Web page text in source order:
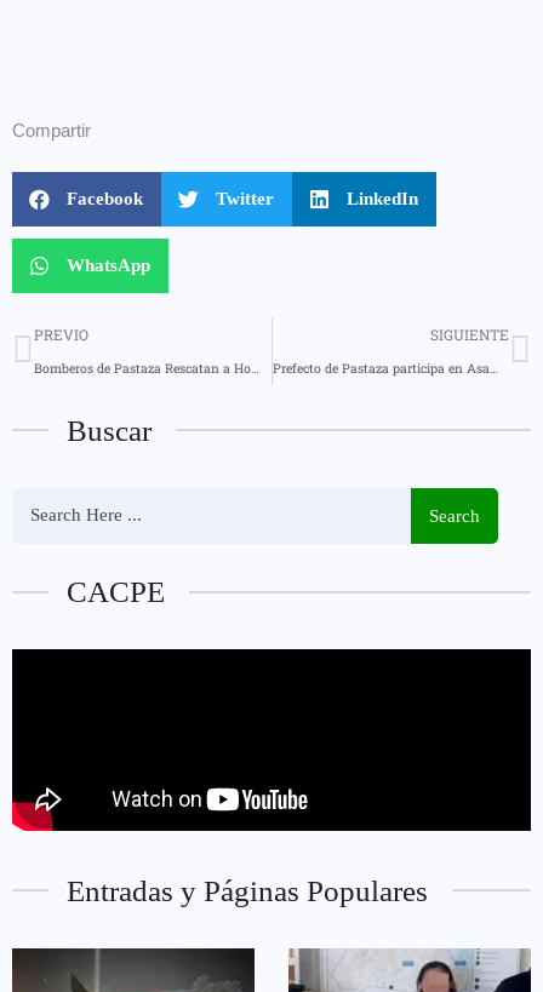
Compartir
Facebook Twitter LinkedIn
WhatsApp
PREVIO SIGUIENTE
Buscar
Search
CACPE
Entradas y Páginas Populares